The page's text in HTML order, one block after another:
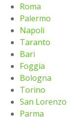
Roma
Palermo
Napoli
Taranto
Bari
Foggia
Bologna
Torino
San Lorenzo
Parma